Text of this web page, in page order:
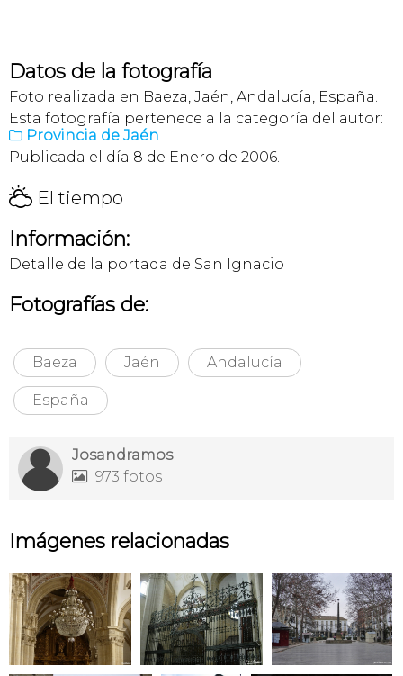
Datos de la fotografía
Foto realizada en Baeza, Jaén, Andalucía, España.
Esta fotografía pertenece a la categoría del autor:
 Provincia de Jaén
Publicada el día 8 de Enero de 2006.
H El tiempo
Información:
Detalle de la portada de San Ignacio
Fotografías de:
Baeza Jaén Andalucía
España
Josandramos
 973 fotos
Imágenes relacionadas